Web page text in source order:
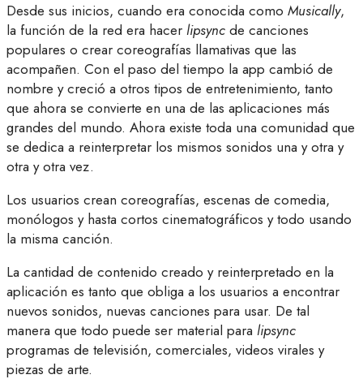
Desde sus inicios, cuando era conocida como Musically,
la función de la red era hacer lipsync de canciones
populares o crear coreografías llamativas que las
acompañen. Con el paso del tiempo la app cambió de
nombre y creció a otros tipos de entretenimiento, tanto
que ahora se convierte en una de las aplicaciones más
grandes del mundo. Ahora existe toda una comunidad que
se dedica a reinterpretar los mismos sonidos una y otra y
otra y otra vez.
Los usuarios crean coreografías, escenas de comedia,
monólogos y hasta cortos cinematográficos y todo usando
la misma canción.
La cantidad de contenido creado y reinterpretado en la
aplicación es tanto que obliga a los usuarios a encontrar
nuevos sonidos, nuevas canciones para usar. De tal
manera que todo puede ser material para lipsync
programas de televisión, comerciales, videos virales y
piezas de arte.